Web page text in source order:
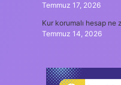
Temmuz 17, 2026
Kur korumalı hesap
Temmuz 14, 2026